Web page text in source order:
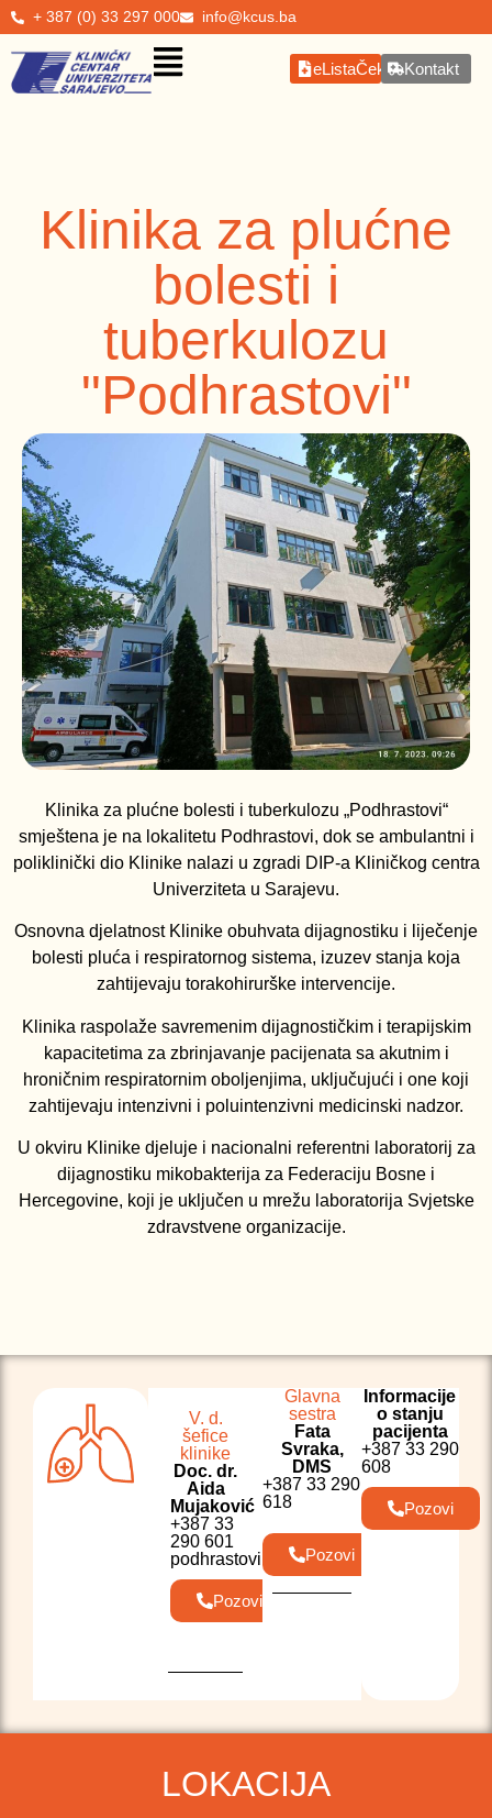
+ 387 (0) 33 297 000 info@kcus.ba
eListaČekanjaKontakt
Klinika za plućne
bolesti i
tuberkulozu
"Podhrastovi"
Klinika za plućne bolesti i tuberkulozu „Podhrastovi“
smještena je na lokalitetu Podhrastovi, dok se ambulantni i
poliklinički dio Klinike nalazi u zgradi DIP-a Kliničkog centra
Univerziteta u Sarajevu.
Osnovna djelatnost Klinike obuhvata dijagnostiku i liječenje
bolesti pluća i respiratornog sistema, izuzev stanja koja
zahtijevaju torakohirurške intervencije.
Klinika raspolaže savremenim dijagnostičkim i terapijskim
kapacitetima za zbrinjavanje pacijenata sa akutnim i
hroničnim respiratornim oboljenjima, uključujući i one koji
zahtijevaju intenzivni i poluintenzivni medicinski nadzor.
U okviru Klinike djeluje i nacionalni referentni laboratorij za
dijagnostiku mikobakterija za Federaciju Bosne i
Hercegovine, koji je uključen u mrežu laboratorija Svjetske
zdravstvene organizacije.
V. d.
šefice
klinike
Doc. dr.
Aida
Mujaković
+387 33
290 601
podhrastovi@kcus.ba
Pozovi
Glavna
sestra
Fata
Svraka,
DMS
+387 33 290
618
Pozovi
Informacije
o stanju
pacijenta
+387 33 290
608
Pozovi
LOKACIJA